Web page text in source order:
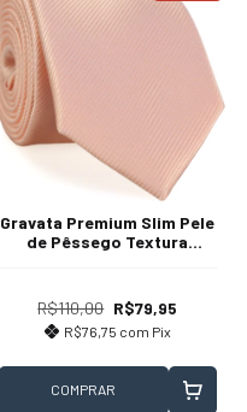
Gravata Premium Slim Pele
de Pêssego Textura
R$110,00 R$79,95
R$76,75 com Pix
COMPRAR